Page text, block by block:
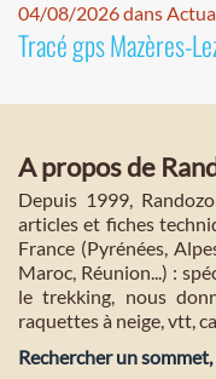
04/08/2026 dans
Tracé gps Mazères-
A propos de
Depuis 1999,
articles et fiches
France (Pyrénées,
Maroc, Réunion...) :
le trekking, nous
raquettes à neige, vtt,
Rechercher un sommet,